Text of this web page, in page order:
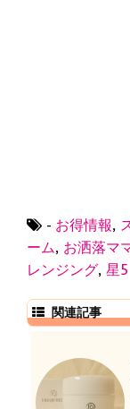
- お得情報,
ーム, お洒落マ
レンジング, 星5
関連記事